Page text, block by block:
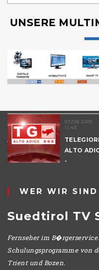
UNSERE
07/08 ORE:
11.43
ALTO
-
WER WIR SIND
Suedtirol TV
Fernseher im
Schulungsprogramme von
Trient und Bozen.